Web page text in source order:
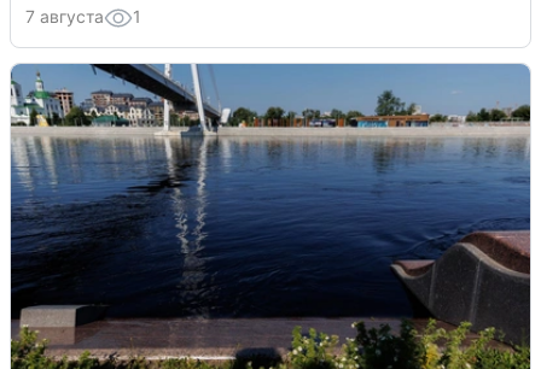
7 августа 1